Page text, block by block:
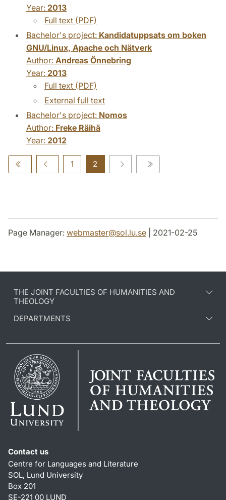
Year: 2013
Full text (PDF)
Bachelor's project: Kandidatuppsats om boken
GNU/Linux, Apache och Nätverk
Author: Andreas Önnebring
Year: 2013
Full text (PDF)
External full text
Bachelor's project: Nomos
Author: Freke Räihä
Year: 2012
1 2
Page Manager: webmaster@sol.lu.se | 2021-02-25
THE JOINT FACULTIES OF HUMANITIES AND
THEOLOGY
DEPARTMENTS
Contact us
Centre for Languages and Literature
SOL, Lund University
Box 201
SE-221 00 LUND